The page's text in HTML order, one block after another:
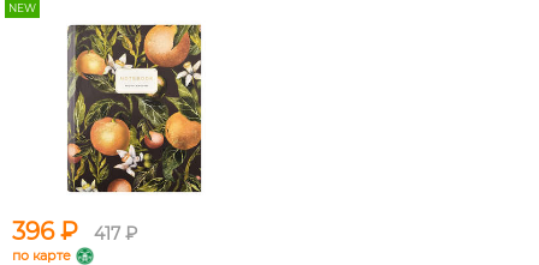
NEW
396 ₽ 417 ₽
по карте